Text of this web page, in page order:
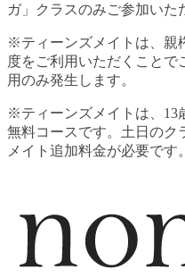
ガ」クラスのみご参加いた
※ティーンズメイトは、親
度をご利用いただくこと
用のみ発生します。
※ティーンズメイトは、13
無料コースです。土日のク
メイト追加料金が必要です。